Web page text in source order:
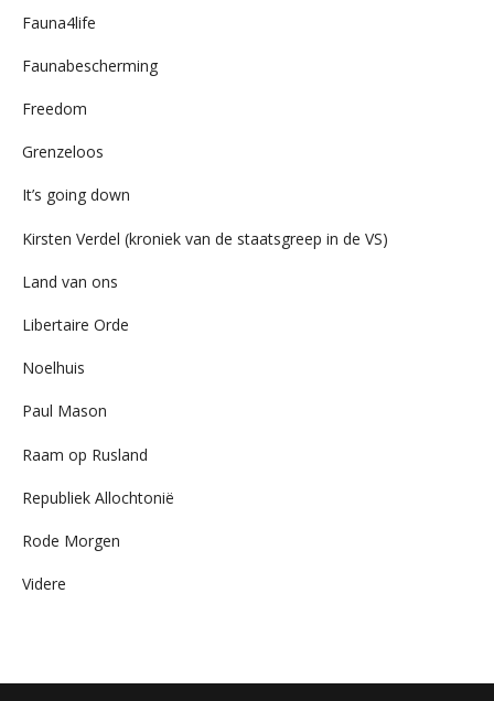
Fauna4life
Faunabescherming
Freedom
Grenzeloos
It’s going down
Kirsten Verdel (kroniek van de staatsgreep in de VS)
Land van ons
Libertaire Orde
Noelhuis
Paul Mason
Raam op Rusland
Republiek Allochtonië
Rode Morgen
Videre